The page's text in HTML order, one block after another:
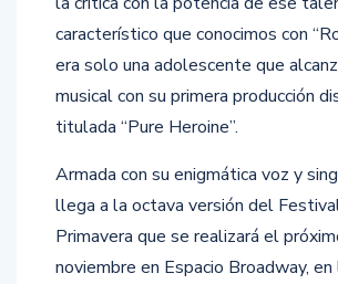
característico que conocimos con
era solo una adolescente que
musical con su primera producción
titulada “Pure Heroine”.
Armada con su enigmática voz y
llega a la octava versión del
Primavera que se realizará el
noviembre en Espacio Broadway,